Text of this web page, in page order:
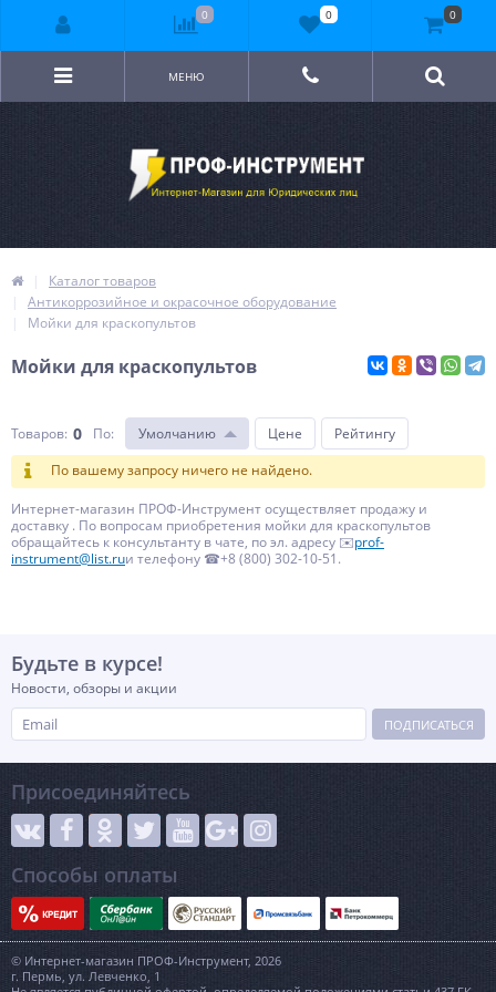
МЕНЮ
Каталог товаров
Антикоррозийное и окрасочное оборудование
Мойки для краскопультов
Мойки для краскопультов
Товаров: 0 По: Умолчанию Цене
Рейтингу
По вашему запросу ничего не найдено.
Интернет-магазин ПРОФ-Инструмент осуществляет продажу и
доставку . По вопросам приобретения мойки для краскопультов
обращайтесь к консультанту в чате, по эл. адресу ✉️prof-
instrument@list.ruи телефону ☎+8 (800) 302-10-51.
Будьте в курсе!
Новости, обзоры и акции
ПОДПИСАТЬСЯ
Присоединяйтесь
Способы оплаты
© Интернет-магазин ПРОФ-Инструмент, 2026
г. Пермь, ул. Левченко, 1
0 0 0